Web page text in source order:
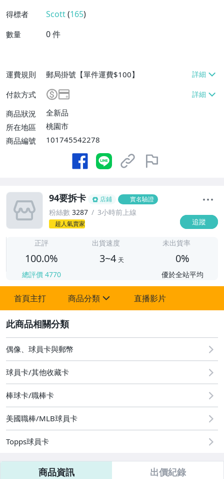
得標者 Scott(165)
數量 0件
運費規則
郵局掛號【單件運費$100】
付款方式
商品狀況
全新品
所在地區
桃園市
商品編號
101745542278
94要拆卡 店鋪 實名驗證
粉絲數 3287 3小時前上線
超人氣賣家 追蹤
正評
100.0%
總評價 4770
出貨速度
3~4 天
未出貨率
0%
優於全站平均
首頁主打 商品分類
一元起標專區
Topps Now
預購專區
配件 (薄膜、卡夾、磁鐵殼)
NBA 現貨卡盒
MLB 現貨卡盒
單卡專區
直播影片
偶像、球員卡與郵幣
球員卡/其他收藏卡
棒球卡/職棒卡
美國職棒/MLB球員卡
Topps球員卡
商品資訊 出價紀錄